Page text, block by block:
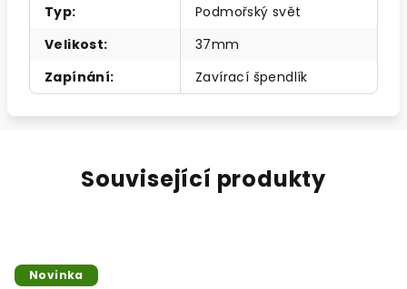
Typ:
Podmořský svět
Velikost:
37mm
Zapínání: Zavírací špendlík
Související produkty
Novinka